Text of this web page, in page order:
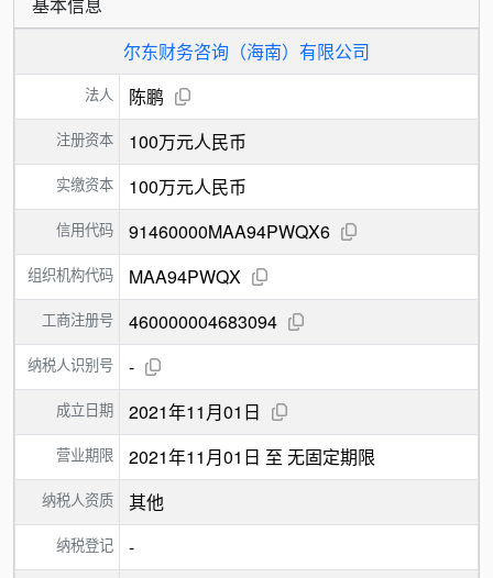
尔东财务咨询（海南）有限公司
法人 陈鹏
注册资本 100万元人民币
实缴资本 100万元人民币
信用代码 91460000MAA94PWQX6
组织机构代码 MAA94PWQX
工商注册号 460000004683094
纳税人识别号 -
成立日期 2021年11月01日
营业期限 2021年11月01日 至 无固定期限
纳税人资质 其他
纳税登记 -